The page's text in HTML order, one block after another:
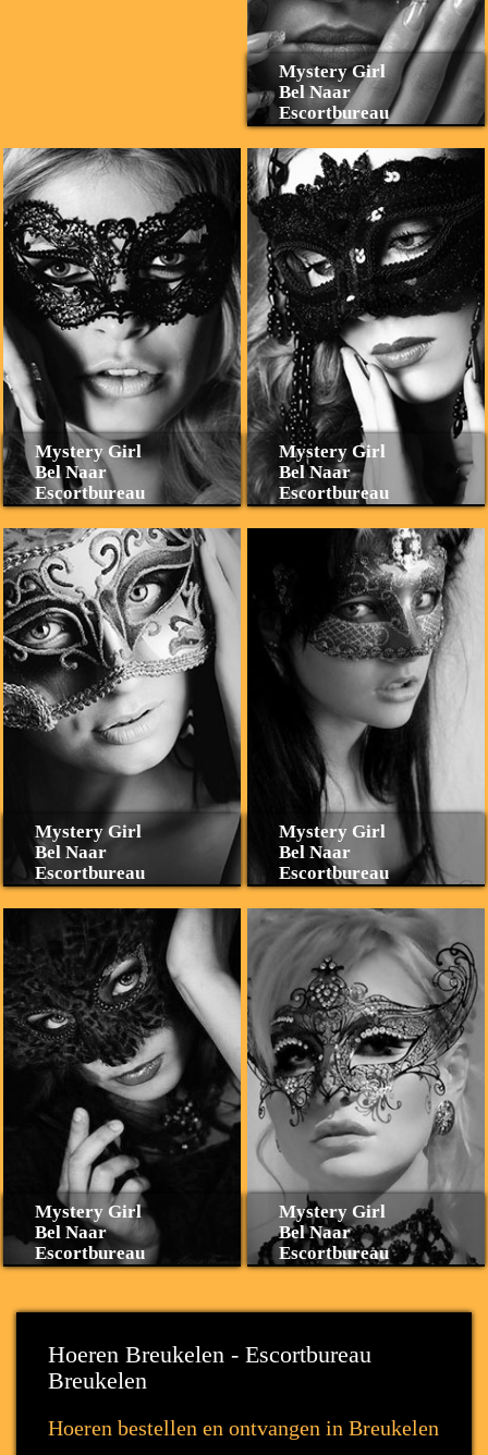
Mystery Girl
Bel Naar
Escortbureau
Mystery Girl
Bel Naar
Escortbureau
Mystery Girl
Bel Naar
Escortbureau
Mystery Girl
Bel Naar
Escortbureau
Mystery Girl
Bel Naar
Escortbureau
Mystery Girl
Bel Naar
Escortbureau
Mystery Girl
Bel Naar
Escortbureau
Hoeren Breukelen - Escortbureau
Breukelen
Hoeren bestellen en ontvangen in Breukelen